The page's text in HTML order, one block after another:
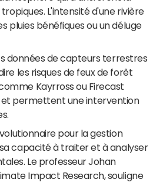
L'intensité d'une rivière
pluies bénéfiques ou un déluge
données de capteurs terrestres
les risques de feux de forêt
Kayrross ou Firecast
et permettent une intervention
pour la gestion
capacité à traiter et à analyser
Le professeur Johan
Impact Research, souligne